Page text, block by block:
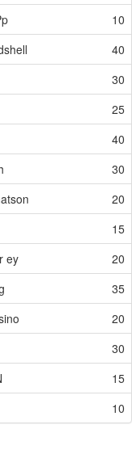
10
40
30
25
40
30
20
15
ey
20
35
20
30
15
10